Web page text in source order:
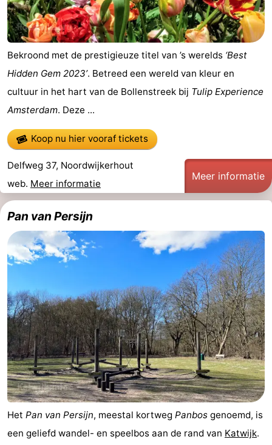
Bekroond met de prestigieuze titel van ’s werelds ‘Best
Hidden Gem 2023’. Betreed een wereld van kleur en
cultuur in het hart van de Bollenstreek bij Tulip Experience
Amsterdam. Deze ...
Koop nu hier vooraf tickets
Delfweg 37, Noordwijkerhout
web. Meer informatie
Meer informatie
Pan van Persijn
Het Pan van Persijn, meestal kortweg Panbos genoemd, is
een geliefd wandel- en speelbos aan de rand van Katwijk.